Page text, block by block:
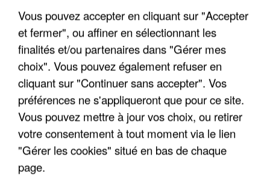
7 août 2026
Les données de 300 000 clients dérobées à
Intermarché après une...
Les données bancaires ne seraient pas
concernées.
Vous pouvez accepter en cliquant sur "Accepter
et fermer", ou affiner en sélectionnant les
finalités et/ou partenaires dans "Gérer mes
choix". Vous pouvez également refuser en
cliquant sur "Continuer sans accepter". Vos
préférences ne s'appliqueront que pour ce site.
Vous pouvez mettre à jour vos choix, ou retirer
votre consentement à tout moment via le lien
"Gérer les cookies" situé en bas de chaque
page.